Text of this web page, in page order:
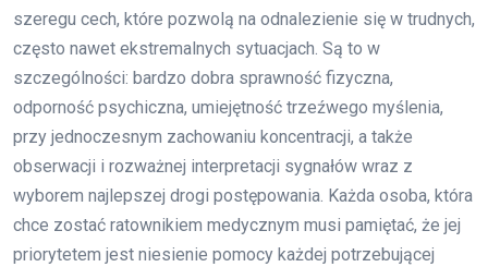
szeregu cech, które pozwolą na odnalezienie się w trudnych,
często nawet ekstremalnych sytuacjach. Są to w
szczególności: bardzo dobra sprawność fizyczna,
odporność psychiczna, umiejętność trzeźwego myślenia,
przy jednoczesnym zachowaniu koncentracji, a także
obserwacji i rozważnej interpretacji sygnałów wraz z
wyborem najlepszej drogi postępowania. Każda osoba, która
chce zostać ratownikiem medycznym musi pamiętać, że jej
priorytetem jest niesienie pomocy każdej potrzebującej